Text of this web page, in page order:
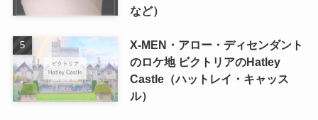
など）
X-MEN・アロー・ディセンダント
のロケ地 ビクトリアのHatley
Castle（ハットレイ・キャッス
ル）